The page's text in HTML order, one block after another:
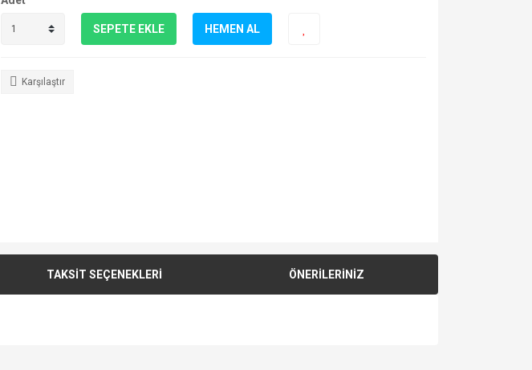
SEPETE EKLE HEMEN AL
Karşılaştır
TAKSİT SEÇENEKLERİ ÖNERİLERİNİZ